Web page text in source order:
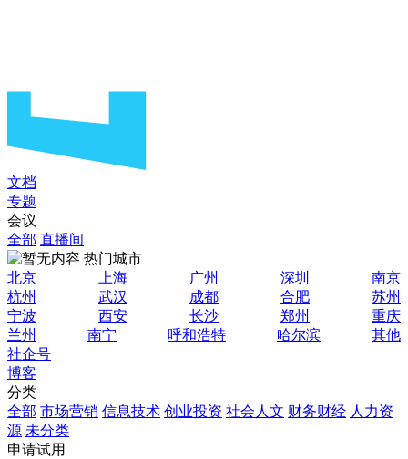
文档
专题
会议
全部 直播间
热门城市
北京
上海 广州 深圳
南京
杭州
武汉 成都 合肥
苏州
宁波
西安 长沙 郑州
重庆
兰州
南宁 呼和浩特 哈尔滨
其他
社企号
博客
分类
全部 市场营销 信息技术 创业投资 社会人文 财务财经 人力资
源 未分类
申请试用